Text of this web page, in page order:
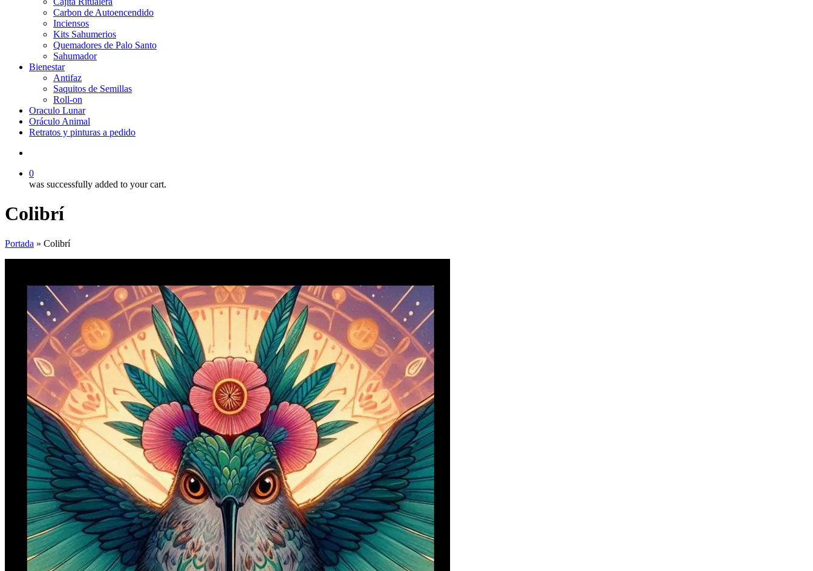
Carbon de Autoencendido
Inciensos
Kits Sahumerios
Quemadores de Palo Santo
Sahumador
Bienestar
Antifaz
Saquitos de Semillas
Roll-on
Oraculo Lunar
Oráculo Animal
Retratos y pinturas a pedido
0
was successfully added to your cart.
Colibrí
Portada » Colibrí